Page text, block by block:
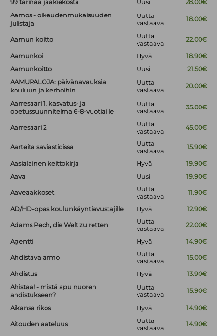
99 tarinaa jääkiekosta
Uusi
28.00€
Aamos - oikeudenmukaisuuden
julistaja
Uutta
vastaava
18.00€
Aamun koitto
Uutta
vastaava
22.00€
Aamunkoi Hyvä
18.90€
Aamunkoitto
Uusi
21.50€
AAMUPALOJA: päivänavauksia
kouluun ja kerhoihin
Uutta
vastaava
20.00€
Aarresaari 1, kasvatus- ja
opetussuunnitelma 6-8-vuotiaille
Uutta
vastaava
35.00€
Aarresaari 2
Uutta
vastaava
45.00€
Aarteita saviastioissa
Uutta
vastaava
15.90€
Aasialainen keittokirja Hyvä
19.90€
Aava
Uusi 19.90€
Aaveaakkoset
Uutta
vastaava
11.90€
AD/HD-opas koulunkäyntiavustajille Hyvä 12.90€
Adams Pech, die Welt zu retten
Uutta
vastaava
22.00€
Agentti Hyvä 14.90€
Ahdistava armo
Uutta
vastaava
15.00€
Ahdistus Hyvä
13.90€
Ahistaa! - mistä apu nuoren
ahdistukseen?
Uutta
vastaava
15.90€
Aikansa rikos Hyvä 14.90€
Aitouden aateluus
Uutta
vastaava
14.90€